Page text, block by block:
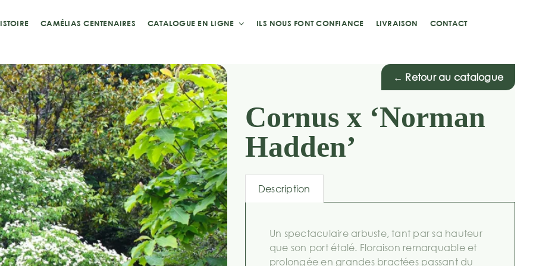
CAMÉLIAS CENTENAIRES CATALOGUE EN LIGNE ILS NOUS FONT CONFIANCE LIVRAISON CONTACT
← Retour au catalogue
Cornus x ‘Norman
Hadden’
Description
Un spectaculaire arbuste, tant par sa hauteur
que son port étalé. Floraison remarquable et
prolongée en grandes bractées passant du